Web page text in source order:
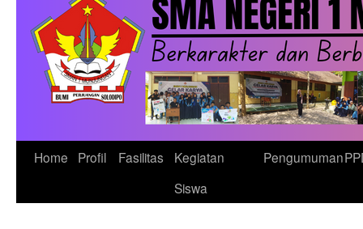
Home Profil Fasilitas
Kegiatan
Siswa
Pengumuman